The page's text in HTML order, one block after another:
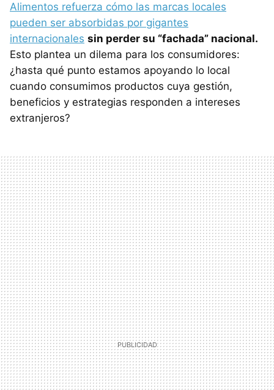
Alimentos refuerza cómo las marcas locales
pueden ser absorbidas por gigantes
internacionales sin perder su “fachada” nacional.
Esto plantea un dilema para los consumidores:
¿hasta qué punto estamos apoyando lo local
cuando consumimos productos cuya gestión,
beneficios y estrategias responden a intereses
extranjeros?